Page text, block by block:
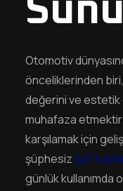
Otomotiv
önceliklerinden biri,
değerini ve estetik
muhafaza
karşılamak için
şüphesiz ppf
günlük kullanımda